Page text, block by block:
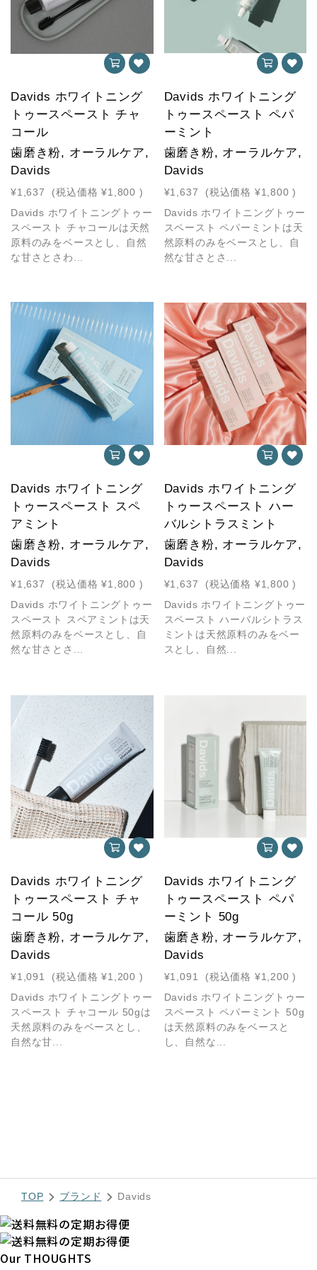
Davids ホワイトニング
トゥースペースト チャ
コール
歯磨き粉, オーラルケア,
Davids
¥1,637 (税込価格 ¥1,800 )
Davids ホワイトニングトゥー
スペースト チャコールは天然
原料のみをベースとし、自然
な甘さとさわ...
Davids ホワイトニング
トゥースペースト ペパ
ーミント
歯磨き粉, オーラルケア,
Davids
¥1,637 (税込価格 ¥1,800 )
Davids ホワイトニングトゥー
スペースト ペパーミントは天
然原料のみをベースとし、自
然な甘さとさ...
Davids ホワイトニング
トゥースペースト スペ
アミント
歯磨き粉, オーラルケア,
Davids
¥1,637 (税込価格 ¥1,800 )
Davids ホワイトニングトゥー
スペースト スペアミントは天
然原料のみをベースとし、自
然な甘さとさ...
Davids ホワイトニング
トゥースペースト ハー
バルシトラスミント
歯磨き粉, オーラルケア,
Davids
¥1,637 (税込価格 ¥1,800 )
Davids ホワイトニングトゥー
スペースト ハーバルシトラス
ミントは天然原料のみをベー
スとし、自然...
Davids ホワイトニング
トゥースペースト チャ
コール 50g
歯磨き粉, オーラルケア,
Davids
¥1,091 (税込価格 ¥1,200 )
Davids ホワイトニングトゥー
スペースト チャコール 50gは
天然原料のみをベースとし、
自然な甘...
Davids ホワイトニング
トゥースペースト ペパ
ーミント 50g
歯磨き粉, オーラルケア,
Davids
¥1,091 (税込価格 ¥1,200 )
Davids ホワイトニングトゥー
スペースト ペパーミント 50g
は天然原料のみをベースと
し、自然な...
TOP ブランド Davids
Our THOUGHTS